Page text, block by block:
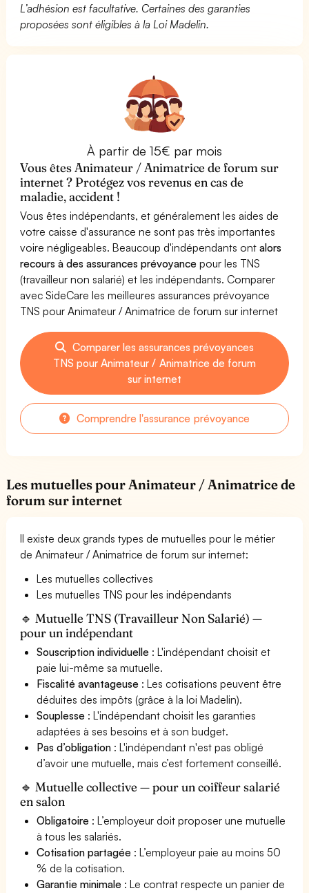
L’adhésion est facultative. Certaines des garanties
proposées sont éligibles à la Loi Madelin.
À partir de 15€ par mois
Vous êtes Animateur / Animatrice de forum sur
internet ? Protégez vos revenus en cas de
maladie, accident !
Vous êtes indépendants, et généralement les aides de
votre caisse d'assurance ne sont pas très importantes
voire négligeables. Beaucoup d'indépendants ontalors
recours à des assurances prévoyance pour les TNS
(travailleur non salarié) et les indépendants. Comparer
avec SideCare les meilleures assurances prévoyance
TNS pour Animateur / Animatrice de forum sur internet
Comparer les assurances prévoyances
TNS pour Animateur / Animatrice de forum
sur internet
Comprendre l'assurance prévoyance
Les mutuelles pour Animateur / Animatrice de
forum sur internet
Il existe deux grands types de mutuelles pour le métier
de Animateur / Animatrice de forum sur internet:
Les mutuelles collectives
Les mutuelles TNS pour les indépendants
🔹 Mutuelle TNS (Travailleur Non Salarié) —
pour un indépendant
Souscription individuelle : L'indépendant choisit et
paie lui-même sa mutuelle.
Fiscalité avantageuse : Les cotisations peuvent être
déduites des impôts (grâce à la loi Madelin).
Souplesse : L'indépendant choisit les garanties
adaptées à ses besoins et à son budget.
Pas d’obligation : L'indépendant n'est pas obligé
d’avoir une mutuelle, mais c’est fortement conseillé.
🔹 Mutuelle collective — pour un coiffeur salarié
en salon
Obligatoire : L’employeur doit proposer une mutuelle
à tous les salariés.
Cotisation partagée : L’employeur paie au moins 50
% de la cotisation.
Garantie minimale : Le contrat respecte un panier de